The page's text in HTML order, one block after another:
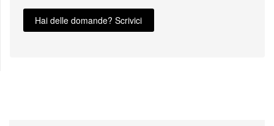
Hai delle domande? Scrivici